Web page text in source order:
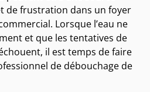
de frustration dans un foyer
Lorsque l’eau ne
et que les tentatives de
il est temps de faire
de débouchage de